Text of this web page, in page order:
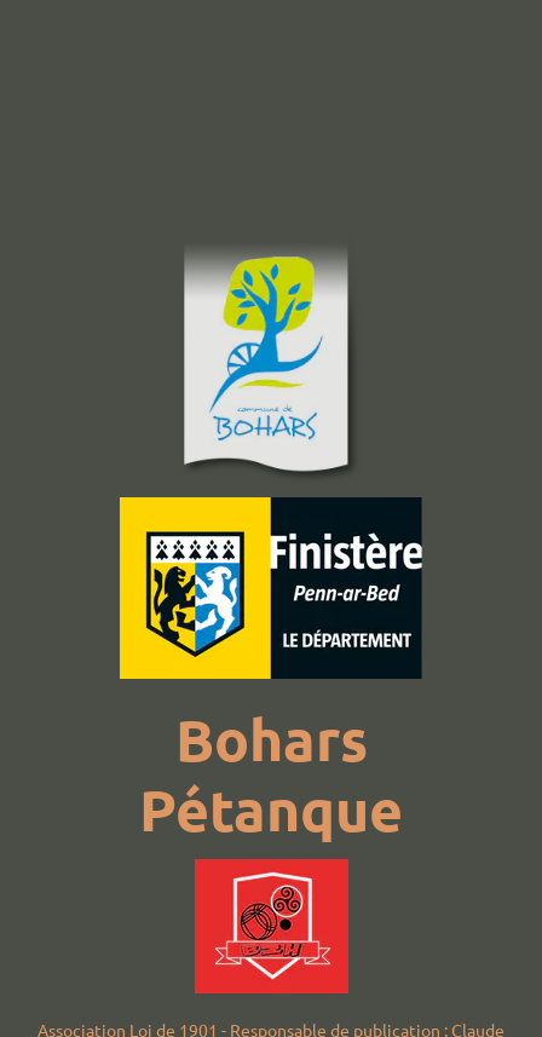
Bohars
Pétanque
Association Loi de 1901 - Responsable de publication : Claude